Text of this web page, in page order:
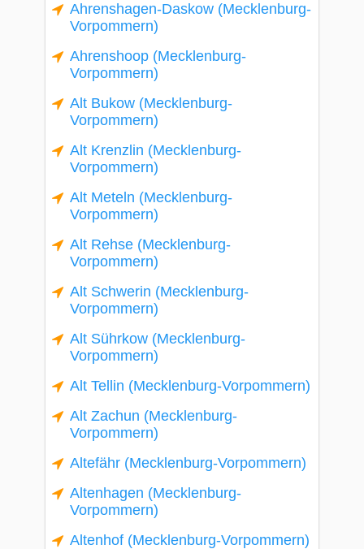
Ahrenshagen-Daskow (Mecklenburg-
Vorpommern)
Ahrenshoop (Mecklenburg-
Vorpommern)
Alt Bukow (Mecklenburg-
Vorpommern)
Alt Krenzlin (Mecklenburg-
Vorpommern)
Alt Meteln (Mecklenburg-
Vorpommern)
Alt Rehse (Mecklenburg-
Vorpommern)
Alt Schwerin (Mecklenburg-
Vorpommern)
Alt Sührkow (Mecklenburg-
Vorpommern)
Alt Tellin (Mecklenburg-Vorpommern)
Alt Zachun (Mecklenburg-
Vorpommern)
Altefähr (Mecklenburg-Vorpommern)
Altenhagen (Mecklenburg-
Vorpommern)
Altenhof (Mecklenburg-Vorpommern)